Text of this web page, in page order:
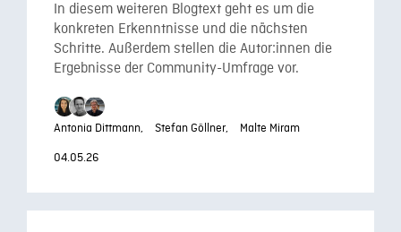
In diesem weiteren Blogtext geht es um die
konkreten Erkenntnisse und die nächsten
Schritte. Außerdem stellen die Autor:innen die
Ergebnisse der Community-Umfrage vor.
Antonia Dittmann, Stefan Göllner,
Malte Miram
04.05.26